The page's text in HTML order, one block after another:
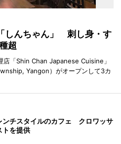
しんちゃん」 刺し身・す
超
店「Shin Chan Japanese Cuisine」
Yangon）がオープンして3カ
ンチスタイルのカフェ クロワッサ
トを提供